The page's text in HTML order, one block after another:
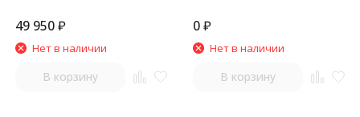
49 950₽
Нет в наличии
В корзину
0₽
Нет в наличии
В корзину